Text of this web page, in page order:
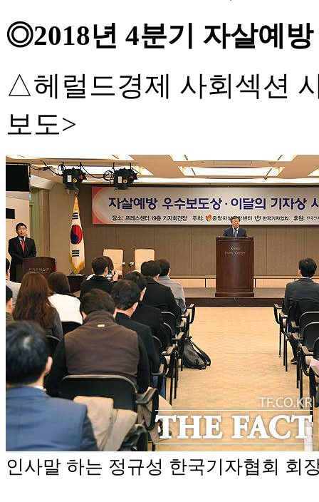
◎2018년 4분기 자살예
△헤럴드경제 사회섹션
보도>
인사말 하는 정규성 한국기자협회 회